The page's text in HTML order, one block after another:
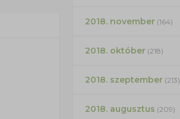
2018. november(164)
2018. október(218)
2018. szeptember(213)
2018. augusztus (209)